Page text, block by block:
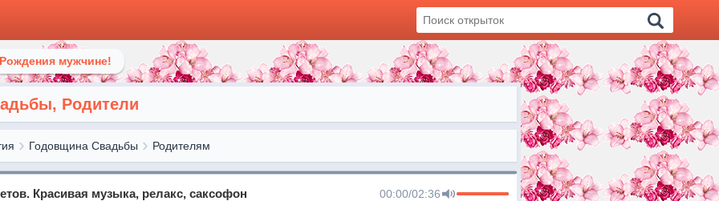
мужчине!
Родители
Годовщина Свадьбы Родителям
Красивая музыка, релакс, саксофон 00:00/02:36